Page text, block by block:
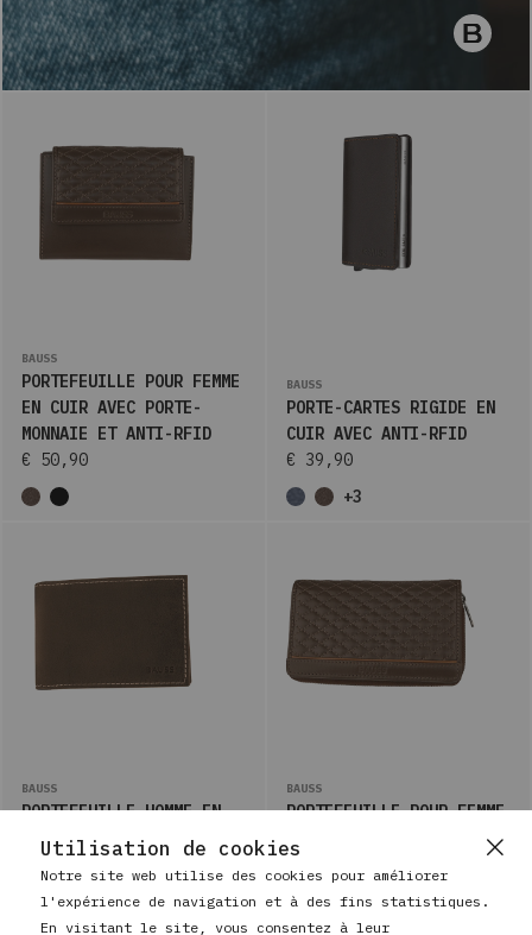
Utilisation de cookies
Notre site web utilise des cookies pour améliorer
l'expérience de navigation et à des fins statistiques.
En visitant le site, vous consentez à leur
BAUSS
PORTEFEUILLE POUR FEMME
EN CUIR AVEC PORTE-
MONNAIE ET ANTI-RFID
€ 50,90
BAUSS
PORTE-CARTES RIGIDE EN
CUIR AVEC ANTI-RFID
€ 39,90
+3
BAUSS
PORTEFEUILLE HOMME EN
CUIR AVEC PORTE-MONNAIE
BAUSS
PORTEFEUILLE POUR FEMME
€ 53,90